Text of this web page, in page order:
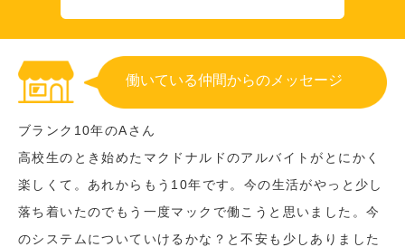
働いている仲間からのメッセージ
ブランク10年のAさん
高校生のとき始めたマクドナルドのアルバイトがとにかく
楽しくて。あれからもう10年です。今の生活がやっと少し
落ち着いたのでもう一度マックで働こうと思いました。今
のシステムについていけるかな？と不安も少しありました